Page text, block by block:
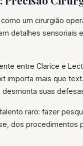
um cirurgião
detalhes sensoriais
entre Clarice e
importa mais que
suas
raro: fazer
dos